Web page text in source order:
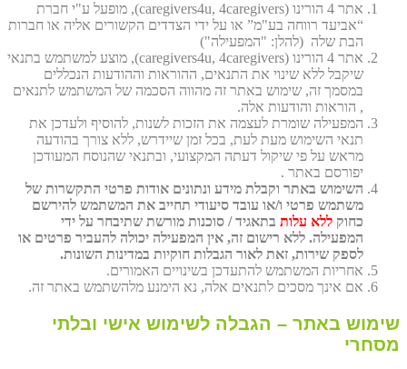
אתר 4 הורינו (caregivers4u, 4caregivers), מופעל ע"י חברת
“אביעד רווחה בע"מ” או על ידי הצדדים הקשורים אליה או חברות
הבת שלה (להלן: "המפעילה")
אתר 4 הורינו (caregivers4u, 4caregivers), מוצע למשתמש בתנאי
שיקבל ללא שינוי את התנאים, ההוראות וההודעות הנכללים
במסמך זה, שימוש באתר זה מהווה הסכמה של המשתמש לתנאים
, הוראות והודעות אלה.
המפעילה שומרת לעצמה את הזכות לשנות, להוסיף ולעדכן את
תנאי השימוש מעת לעת, בכל זמן שיידרש, ללא צורך בהודעה
מראש על פי שיקול דעתה המקצועי, ובתנאי שהנוסח המעודכן
יפורסם באתר .
השימוש באתר וקבלת מידע ונתונים אודות פרטי התקשרות של
משתמש פרטי ו/או עובד סיעודי תחייב את המשתמש להירשם
כחוק ללא עלות בתאגיד / סוכנות מורשת שתיבחר על ידי
המפעילה. ללא רישום זה, אין המפעילה יכולה להעביר פרטים או
לספק שירות, זאת לאור הגבלות חוקיות במדינות השונות.
אחריות המשתמש להתעדכן בשינויים האמורים.
אם אינך מסכים לתנאים אלה, נא הימנע מלהשתמש באתר זה.
שימוש באתר – הגבלה לשימוש אישי ובלתי
מסחרי